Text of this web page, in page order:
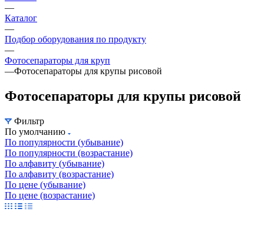
—
Каталог
—
Подбор оборудования по продукту
—
Фотосепараторы для круп
—Фотосепараторы для крупы рисовой
Фотосепараторы для крупы рисовой
Фильтр
По умолчанию
По популярности (убывание)
По популярности (возрастание)
По алфавиту (убывание)
По алфавиту (возрастание)
По цене (убывание)
По цене (возрастание)